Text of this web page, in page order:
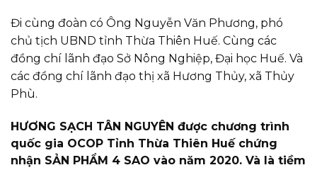
Đi cùng đoàn có Ông Nguyễn Văn Phương, phó
chủ tịch UBND tỉnh Thừa Thiên Huế. Cùng các
đồng chí lãnh đạo Sở Nông Nghiệp, Đại học Huế. Và
các đồng chí lãnh đạo thị xã Hương Thủy, xã Thủy
Phù.
HƯƠNG SẠCH TÂN NGUYÊN được chương trình
quốc gia OCOP Tỉnh Thừa Thiên Huế chứng
nhận SẢN PHẨM 4 SAO vào năm 2020. Và là tiềm